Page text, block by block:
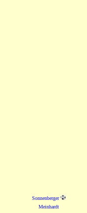
Sonnenberger
Meinhardt